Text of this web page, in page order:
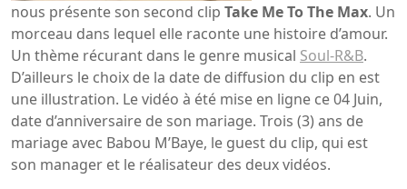
nous présente son second clip Take Me To The Max. Un
morceau dans lequel elle raconte une histoire d’amour.
Un thème récurant dans le genre musical Soul-R&B.
D’ailleurs le choix de la date de diffusion du clip en est
une illustration. Le vidéo à été mise en ligne ce 04 Juin,
date d’anniversaire de son mariage. Trois (3) ans de
mariage avec Babou M’Baye, le guest du clip, qui est
son manager et le réalisateur des deux vidéos.